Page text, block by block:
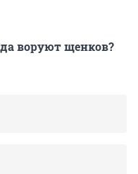
воруют щенков?